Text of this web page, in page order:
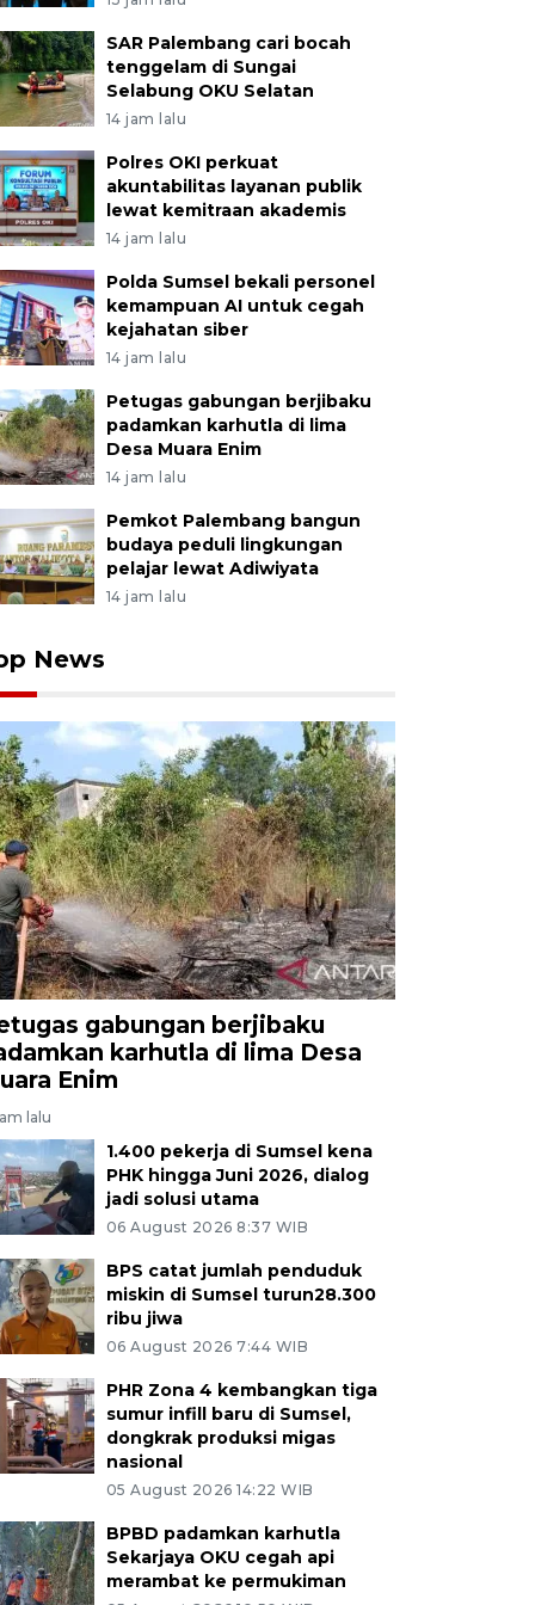
SAR Palembang cari bocah
tenggelam di Sungai
Selabung OKU Selatan
14 jam lalu
Polres OKI perkuat
akuntabilitas layanan publik
lewat kemitraan akademis
14 jam lalu
Polda Sumsel bekali personel
kemampuan AI untuk cegah
kejahatan siber
14 jam lalu
Petugas gabungan berjibaku
padamkan karhutla di lima
Desa Muara Enim
14 jam lalu
Pemkot Palembang bangun
budaya peduli lingkungan
pelajar lewat Adiwiyata
14 jam lalu
News
gabungan berjibaku
karhutla di lima Desa
Enim
lalu
1.400 pekerja di Sumsel kena
PHK hingga Juni 2026, dialog
jadi solusi utama
06 August 2026 8:37 WIB
BPS catat jumlah penduduk
miskin di Sumsel turun28.300
ribu jiwa
06 August 2026 7:44 WIB
PHR Zona 4 kembangkan tiga
sumur infill baru di Sumsel,
dongkrak produksi migas
nasional
05 August 2026 14:22 WIB
BPBD padamkan karhutla
Sekarjaya OKU cegah api
merambat ke permukiman